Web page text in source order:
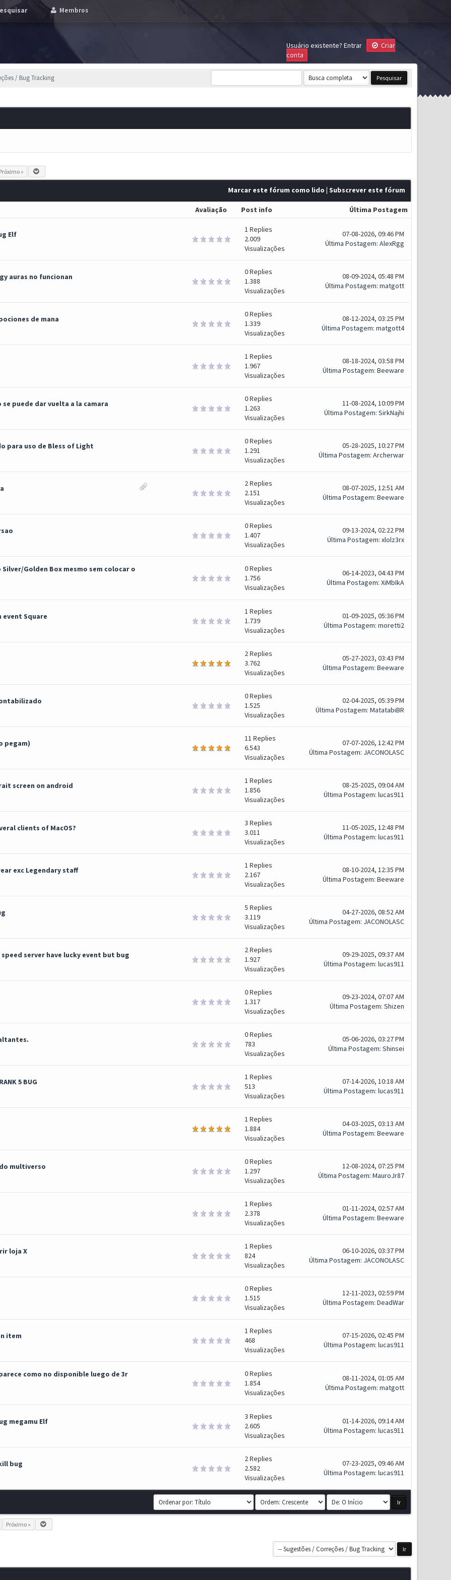
Membros
Usuário existente? Entrar
Criar
conta
/ Bug Tracking
Próximo »
Marcar este fórum como lido | Subscrever este fórum
Avaliação Post info Última Postagem
Elf
1 Replies
2.009
Visualizações
07-08-2026, 09:46 PM
Última Postagem: AlexRgg
auras no funcionan
0Replies
1.388
Visualizações
08-09-2024, 05:48 PM
Última Postagem: matgott
de mana
0Replies
1.339
Visualizações
08-12-2024, 03:25 PM
Última Postagem: matgott4
1 Replies
1.967
Visualizações
08-18-2024, 03:58 PM
Última Postagem: Beeware
se puede dar vuelta a la camara
0Replies
1.263
Visualizações
11-08-2024, 10:09 PM
Última Postagem: SirkNajhi
para uso de Bless of Light
0Replies
1.291
Visualizações
05-28-2025, 10:27 PM
Última Postagem: Archerwar
2Replies
2.151
Visualizações
08-07-2025, 12:51 AM
Última Postagem: Beeware
0Replies
1.407
Visualizações
09-13-2024, 02:22 PM
Última Postagem: xlolz3rx
Golden Box mesmo sem colocar o
0Replies
1.756
Visualizações
06-14-2023, 04:43 PM
Última Postagem: XiMbIkA
event Square
1 Replies
1.739
Visualizações
01-09-2025, 05:36 PM
Última Postagem: moretti2
2Replies
3.762
Visualizações
05-27-2023, 03:43 PM
Última Postagem: Beeware
0Replies
1.525
Visualizações
02-04-2025, 05:39 PM
Última Postagem: MatatabiBR
pegam)
11 Replies
6.543
Visualizações
07-07-2026, 12:42 PM
Última Postagem: JACONOLASC
screen on android
1 Replies
1.856
Visualizações
08-25-2025, 09:04 AM
Última Postagem: lucas911
clients of MacOS?
3 Replies
3.011
Visualizações
11-05-2025, 12:48 PM
Última Postagem: lucas911
exc Legendary staff
1 Replies
2.167
Visualizações
08-10-2024, 12:35 PM
Última Postagem: Beeware
5 Replies
3.119
Visualizações
04-27-2026, 08:52 AM
Última Postagem: JACONOLASC
server have lucky event but bug
2Replies
1.927
Visualizações
09-29-2025, 09:37 AM
Última Postagem: lucas911
0Replies
1.317
Visualizações
09-23-2024, 07:07 AM
Última Postagem: Shizen
0Replies
783
Visualizações
05-06-2026, 03:27 PM
Última Postagem: Shinsei
5 BUG
1 Replies
513
Visualizações
07-14-2026, 10:18 AM
Última Postagem: lucas911
1 Replies
1.884
Visualizações
04-03-2025, 03:13 AM
Última Postagem: Beeware
multiverso
0Replies
1.297
Visualizações
12-08-2024, 07:25 PM
Última Postagem: MauroJr87
1 Replies
2.378
Visualizações
01-11-2024, 02:57 AM
Última Postagem: Beeware
loja X
1 Replies
824
Visualizações
06-10-2026, 03:37 PM
Última Postagem: JACONOLASC
0Replies
1.515
Visualizações
12-11-2023, 02:59 PM
Última Postagem: DeadWar
item
1 Replies
468
Visualizações
07-15-2026, 02:45 PM
Última Postagem: lucas911
como no disponible luego de 3r
0Replies
1.854
Visualizações
08-11-2024, 01:05 AM
Última Postagem: matgott
megamu Elf
3 Replies
2.605
Visualizações
01-14-2026, 09:14 AM
Última Postagem: lucas911
bug
2Replies
2.582
Visualizações
07-23-2025, 09:46 AM
Última Postagem: lucas911
Próximo »